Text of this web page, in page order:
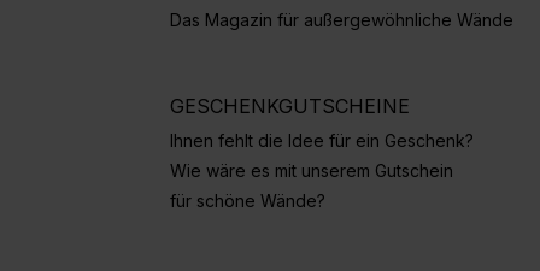
Das Magazin für außergewöhnliche Wände
GESCHENKGUTSCHEINE
Ihnen fehlt die Idee für ein Geschenk?
Wie wäre es mit unserem Gutschein
für schöne Wände?